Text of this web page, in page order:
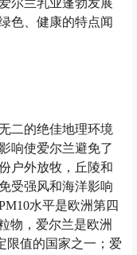
尔兰乳业蓬勃发展
色、健康的特点闻
二的绝佳地理环境
响使爱尔兰避免了
户外放牧，丘陵和
受强风和海洋影响
水平是欧洲第四
物，爱尔兰是欧洲
限值的国家之一；爱